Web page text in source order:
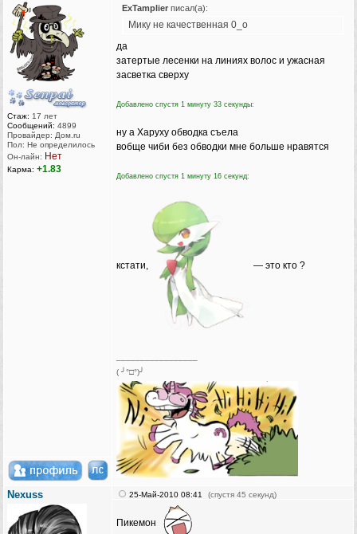
Стаж: 17 лет
Сообщений: 4899
Провайдер: Дом.ru
Пол: Не определилось
Он-лайн: Нет
Карма: +1.83
ExTamplier писал(а):
Мику не качественная 0_о
да
затертые лесенки на линиях волос и ужасная
засветка сверху
Добавлено спустя 1 минуту 33 секунды:
ну а Харуху обводка съела
вобще чиби без обводки мне больше нравятся
Добавлено спустя 1 минуту 16 секунд:
кстати, — это кто ?
( ╯°□°)╯
Nexuss 25-Май-2010 08:41 (спустя 45 секунд)
Пикемон